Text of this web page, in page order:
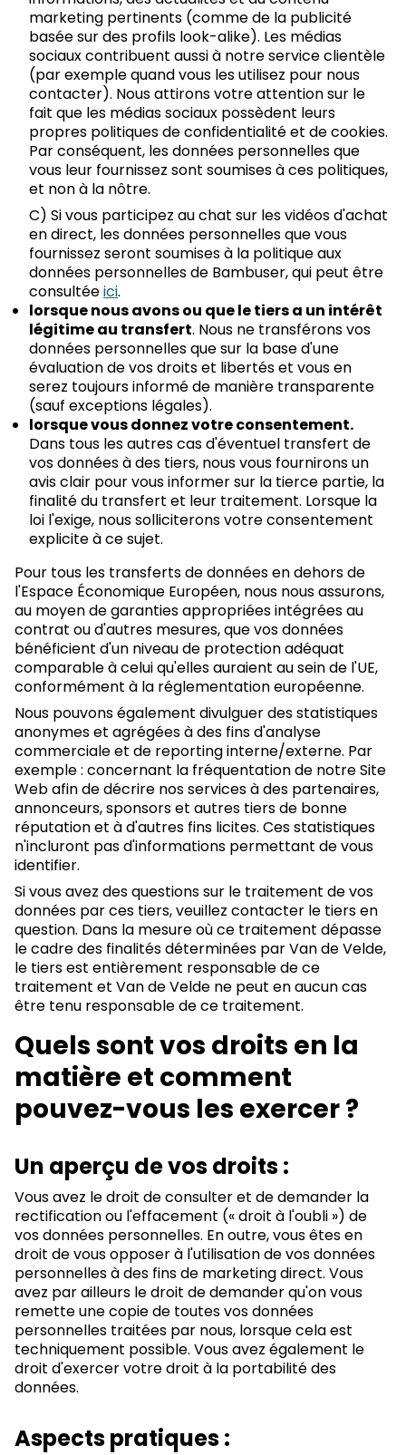
marketing pertinents (comme de la publicité
basée sur des profils look-alike). Les médias
sociaux contribuent aussi à notre service clientèle
(par exemple quand vous les utilisez pour nous
contacter). Nous attirons votre attention sur le
fait que les médias sociaux possèdent leurs
propres politiques de confidentialité et de cookies.
Par conséquent, les données personnelles que
vous leur fournissez sont soumises à ces politiques,
et non à la nôtre.
C) Si vous participez au chat sur les vidéos d'achat
en direct, les données personnelles que vous
fournissez seront soumises à la politique aux
données personnelles de Bambuser, qui peut être
consultéeici.
lorsque nous avons ou que le tiers a un intérêt
légitime au transfert. Nous ne transférons vos
données personnelles que sur la base d'une
évaluation de vos droits et libertés et vous en
serez toujours informé de manière transparente
(sauf exceptions légales).
lorsque vous donnez votre consentement.
Dans tous les autres cas d'éventuel transfert de
vos données à des tiers, nous vous fournirons un
avis clair pour vous informer sur la tierce partie, la
finalité du transfert et leur traitement. Lorsque la
loi l'exige, nous solliciterons votre consentement
explicite à ce sujet.
Pour tous les transferts de données en dehors de
l'Espace Économique Européen, nous nous assurons,
au moyen de garanties appropriées intégrées au
contrat ou d'autres mesures, que vos données
bénéficient d'un niveau de protection adéquat
comparable à celui qu'elles auraient au sein de l'UE,
conformément à la réglementation européenne.
Nous pouvons également divulguer des statistiques
anonymes et agrégées à des fins d'analyse
commerciale et de reporting interne/externe. Par
exemple : concernant la fréquentation de notre Site
Web afin de décrire nos services à des partenaires,
annonceurs, sponsors et autres tiers de bonne
réputation et à d'autres fins licites. Ces statistiques
n'incluront pas d'informations permettant de vous
identifier.
Si vous avez des questions sur le traitement de vos
données par ces tiers, veuillez contacter le tiers en
question. Dans la mesure où ce traitement dépasse
le cadre des finalités déterminées par Van de Velde,
le tiers est entièrement responsable de ce
traitement et Van de Velde ne peut en aucun cas
être tenu responsable de ce traitement.
Quels sont vos droits en la
matière et comment
pouvez-vous les exercer ?
Un aperçu de vos droits :
Vous avez le droit de consulter et de demander la
rectification ou l'effacement (« droit à l'oubli ») de
vos données personnelles. En outre, vous êtes en
droit de vous opposer à l'utilisation de vos données
personnelles à des fins de marketing direct. Vous
avez par ailleurs le droit de demander qu'on vous
remette une copie de toutes vos données
personnelles traitées par nous, lorsque cela est
techniquement possible. Vous avez également le
droit d'exercer votre droit à la portabilité des
données.
Aspects pratiques :